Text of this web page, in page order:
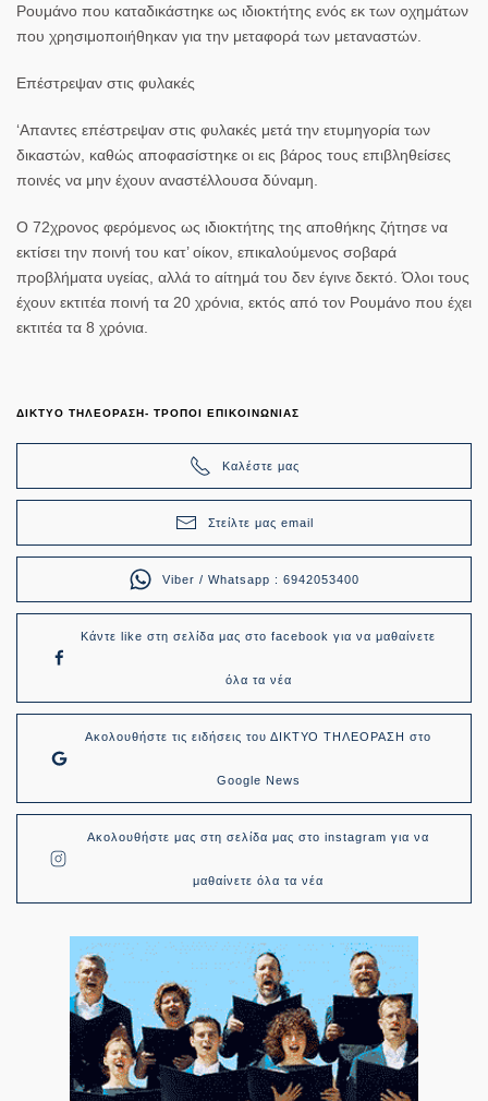
Ρουμάνο που καταδικάστηκε ως ιδιοκτήτης ενός εκ των οχημάτων
που χρησιμοποιήθηκαν για την μεταφορά των μεταναστών.
Επέστρεψαν στις φυλακές
‘Απαντες επέστρεψαν στις φυλακές μετά την ετυμηγορία των
δικαστών, καθώς αποφασίστηκε οι εις βάρος τους επιβληθείσες
ποινές να μην έχουν αναστέλλουσα δύναμη.
Ο 72χρονος φερόμενος ως ιδιοκτήτης της αποθήκης ζήτησε να
εκτίσει την ποινή του κατ’ οίκον, επικαλούμενος σοβαρά
προβλήματα υγείας, αλλά το αίτημά του δεν έγινε δεκτό. Όλοι τους
έχουν εκτιτέα ποινή τα 20 χρόνια, εκτός από τον Ρουμάνο που έχει
εκτιτέα τα 8 χρόνια.
ΔΙΚΤΥΟ ΤΗΛΕΟΡΑΣΗ- ΤΡΟΠΟΙ ΕΠΙΚΟΙΝΩΝΙΑΣ
Καλέστε μας
Στείλτε μας email
Viber / Whatsapp : 6942053400
Κάντε like στη σελίδα μας στο facebook για να μαθαίνετε
όλα τα νέα
Ακολουθήστε τις ειδήσεις του ΔΙΚΤΥΟ ΤΗΛΕΟΡΑΣΗ στο
Google News
Ακολουθήστε μας στη σελίδα μας στο instagram για να
μαθαίνετε όλα τα νέα